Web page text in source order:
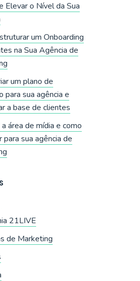
Elevar o Nível da Sua
um Onboarding
na Sua Agência de
um plano de
para sua agência e
a base de clientes
área de mídia e como
para sua agência de
21LIVE
de Marketing